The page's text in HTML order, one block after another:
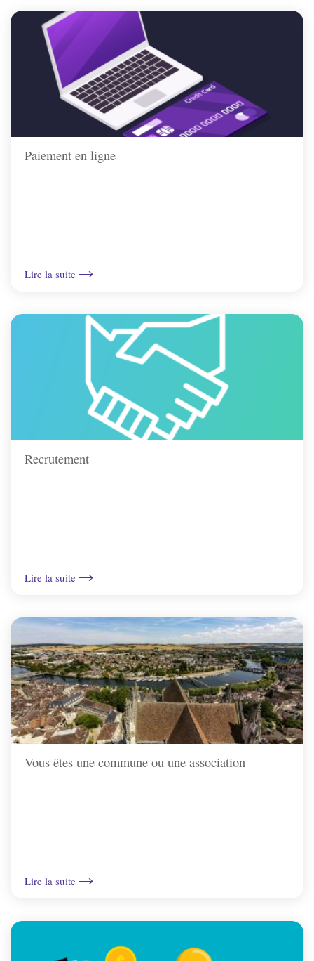
Monéteau
Montigny-la-resle
Perrigny
Quenne
Villefargeau
Villeneuve-St-Salves
Paiement en ligne
Lire la suite
Recrutement
Lire la suite
Vous êtes une commune ou une association
Lire la suite